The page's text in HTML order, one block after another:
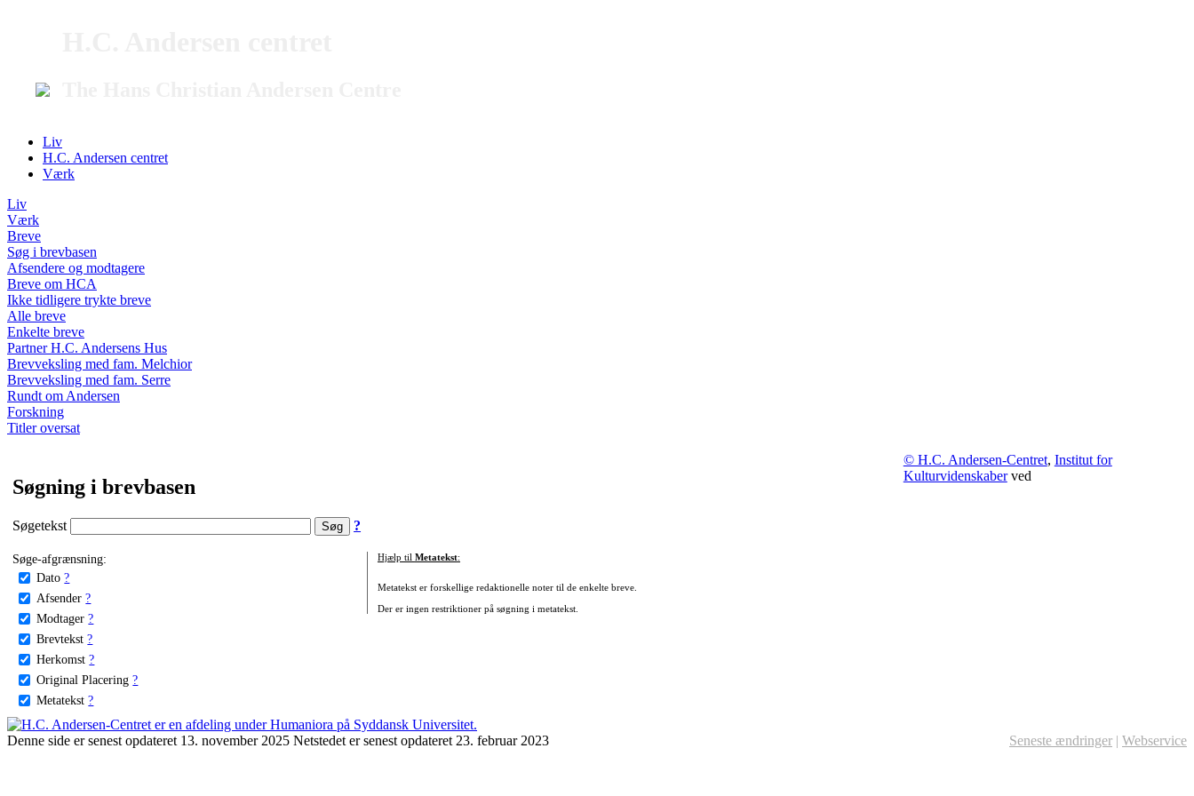
Liv
H.C. Andersen centret
Værk
Liv
Værk
Breve
Søg i brevbasen
Afsendere og modtagere
Breve om HCA
Ikke tidligere trykte breve
Alle breve
Enkelte breve
Partner H.C. Andersens Hus
Brevveksling med fam. Melchior
Brevveksling med fam. Serre
Rundt om Andersen
Forskning
Titler oversat
Søgning i brevbasen
Søgetekst ?
Søge-afgrænsning:
Dato ?
Afsender ?
Modtager ?
Brevtekst ?
Herkomst ?
Original Placering ?
Metatekst ?
Hjælp til Metatekst:
Metatekst er forskellige redaktionelle noter til de enkelte breve.
Der er ingen restriktioner på søgning i metatekst.
© H.C. Andersen-Centret, Institut for
Kulturvidenskaberved
Denne side er senest opdateret 13. november 2025 Netstedet er senest opdateret 23. februar 2023 Seneste ændringer | Webservice